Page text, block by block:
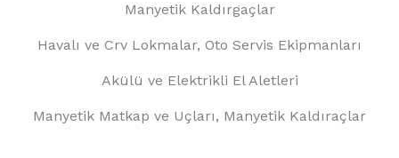
Manyetik Kaldırgaçlar
Havalı ve Crv Lokmalar, Oto Servis Ekipmanları
Akülü ve Elektrikli El Aletleri
Manyetik Matkap ve Uçları, Manyetik Kaldıraçlar